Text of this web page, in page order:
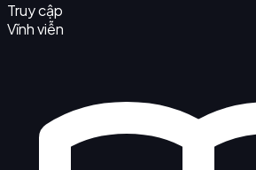
Truy cập
Vĩnh viễn